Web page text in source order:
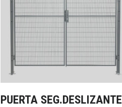
PUERTA SEG.DESLIZANTE